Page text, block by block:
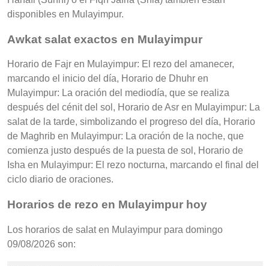
disponibles en Mulayimpur.
Awkat salat exactos en Mulayimpur
Horario de Fajr en Mulayimpur: El rezo del amanecer,
marcando el inicio del día, Horario de Dhuhr en
Mulayimpur: La oración del mediodía, que se realiza
después del cénit del sol, Horario de Asr en Mulayimpur: La
salat de la tarde, simbolizando el progreso del día, Horario
de Maghrib en Mulayimpur: La oración de la noche, que
comienza justo después de la puesta de sol, Horario de
Isha en Mulayimpur: El rezo nocturna, marcando el final del
ciclo diario de oraciones.
Horarios de rezo en Mulayimpur hoy
Los horarios de salat en Mulayimpur para domingo
09/08/2026 son: